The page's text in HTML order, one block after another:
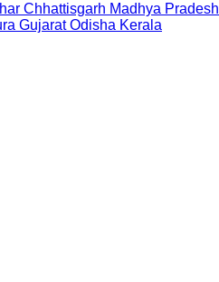
Chhattisgarh Madhya Pradesh
Gujarat Odisha Kerala